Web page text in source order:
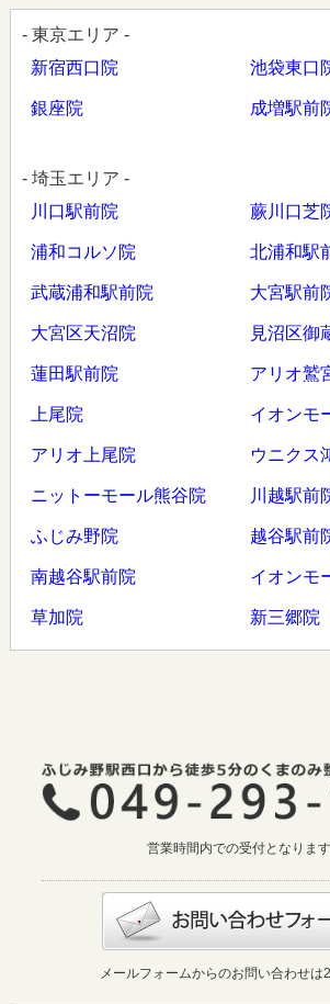
- 東京エリア -
新宿西口院
池袋東口
銀座院 成増駅前
- 埼玉エリア -
川口駅前院
蕨川口芝
浦和コルソ院 北浦和駅
武蔵浦和駅前院 大宮駅前
大宮区天沼院 見沼区御
蓮田駅前院 アリオ鷲
上尾院 イオンモ
アリオ上尾院 ウニクス
ニットーモール熊谷院 川越駅前
ふじみ野院 越谷駅前
南越谷駅前院 イオンモ
草加院 新三郷院
営業時間内での受付となります
メールフォームからのお問い合わせは